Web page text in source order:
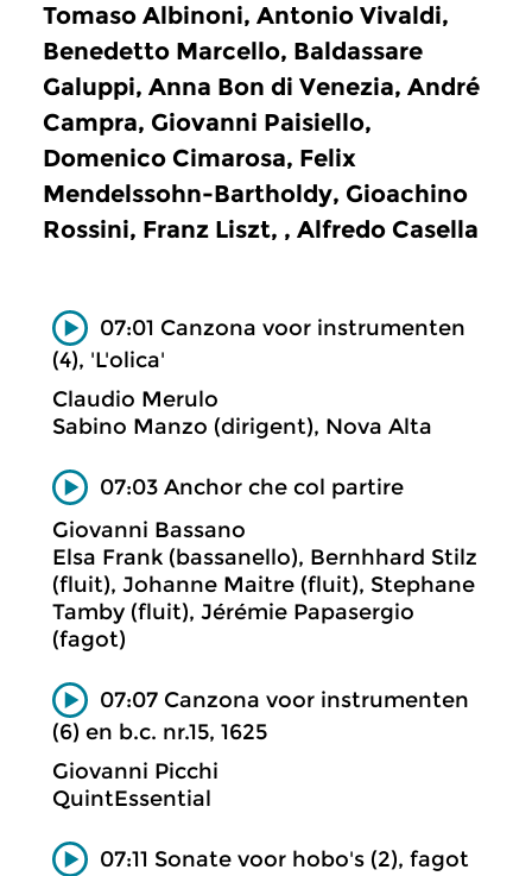
Tomaso Albinoni, Antonio Vivaldi,
Benedetto Marcello, Baldassare
Galuppi, Anna Bon di Venezia, André
Campra, Giovanni Paisiello,
Domenico Cimarosa, Felix
Mendelssohn-Bartholdy, Gioachino
Rossini, Franz Liszt, , Alfredo Casella
07:01 Canzona voor instrumenten
(4), 'L'olica'
Claudio Merulo
Sabino Manzo (dirigent), Nova Alta
07:03 Anchor che col partire
Giovanni Bassano
Elsa Frank (bassanello), Bernhhard Stilz
(fluit), Johanne Maitre (fluit), Stephane
Tamby (fluit), Jérémie Papasergio
(fagot)
07:07 Canzona voor instrumenten
(6) en b.c. nr.15, 1625
Giovanni Picchi
QuintEssential
07:11 Sonate voor hobo's (2), fagot